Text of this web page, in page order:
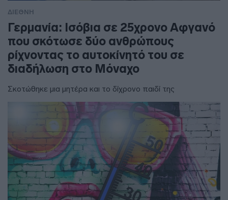
ΔΙΕΘΝΗ
Γερμανία: Ισόβια σε 25χρονο Αφγανό
που σκότωσε δύο ανθρώπους
ρίχνοντας το αυτοκίνητό του σε
διαδήλωση στο Μόναχο
Σκοτώθηκε μια μητέρα και το δίχρονο παιδί της